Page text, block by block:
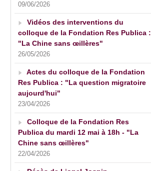
09/06/2026
Vidéos des interventions du
colloque de la Fondation Res Publica :
"La Chine sans œillères"
26/05/2026
Actes du colloque de la Fondation
Res Publica : "La question migratoire
aujourd'hui"
23/04/2026
Colloque de la Fondation Res
Publica du mardi 12 mai à 18h - "La
Chine sans œillères"
22/04/2026